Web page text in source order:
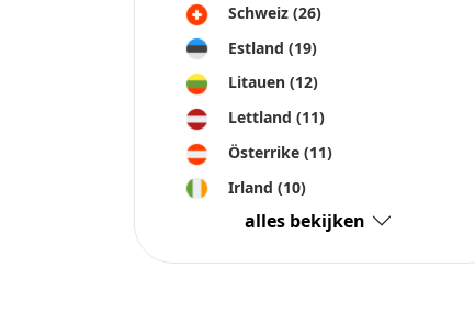
Schweiz (26)
Estland (19)
Litauen (12)
Lettland (11)
Österrike (11)
Irland (10)
alles bekijken